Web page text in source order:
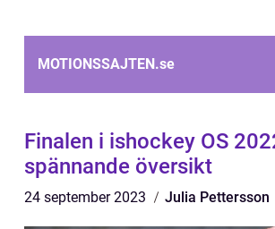
MOTIONSSAJTEN.se
Finalen i ishockey OS
spännande översikt
24 september 2023 Julia Pettersson